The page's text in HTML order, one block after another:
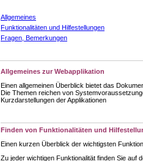
Allgemeines
Funktionalitäten und Hilfestellungen
Fragen, Bemerkungen
Allgemeines zur Webapplikation
Einen allgemeinen Überblick bietet das
Die Themen reichen von
Kurzdarstellungen der Applikationen
Finden von Funktionalitäten und
Einen kurzen Überblick der wichtigsten
Zu jeder wichtigen Funktionalität finden Sie auf